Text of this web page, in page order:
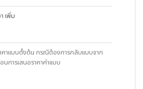
เพิ่ม
าคาแบบตั้งต้น กรณีต้องการกลับแบบจาก
นการเสนอราคาค่าแบบ